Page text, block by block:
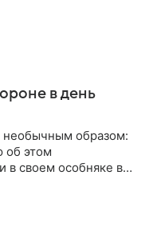
в день
необычным образом:
об этом
в своем особняке в